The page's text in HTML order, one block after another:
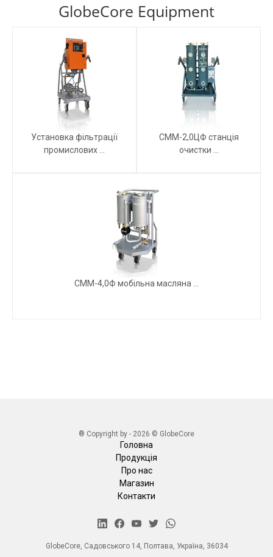
GlobeCore Equipment
Установка фільтрації
промислових ...
СММ-2,0ЦФ станція
очистки ...
СММ-4,0Ф мобільна масляна ...
Головна
Продукція
Про нас
Магазин
Контакти
GlobeCore, Садовського 14, Полтава, Україна, 36034
® Copyright by - 2026 © GlobeCore